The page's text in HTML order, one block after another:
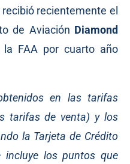
recientemente el
de Aviación Diamond
la FAA por cuarto año
en las tarifas
tarifas de venta) y los
la Tarjeta de Crédito
incluye los puntos que